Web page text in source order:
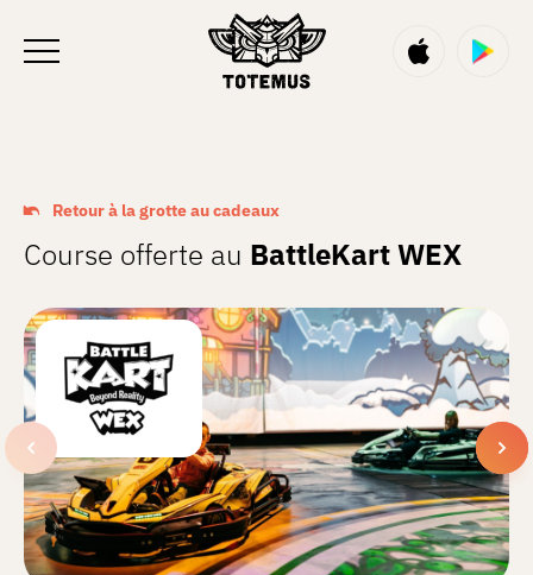
Retour à la grotte au cadeaux
Course offerte au BattleKart WEX